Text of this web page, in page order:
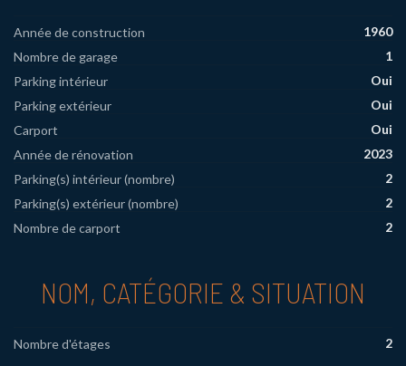
Année de construction
1960
Nombre de garage
1
Parking intérieur
Oui
Parking extérieur
Oui
Carport
Oui
Année de rénovation
2023
Parking(s) intérieur (nombre)
2
Parking(s) extérieur (nombre)
2
Nombre de carport
2
NOM, CATÉGORIE & SITUATION
Nombre d'étages 2